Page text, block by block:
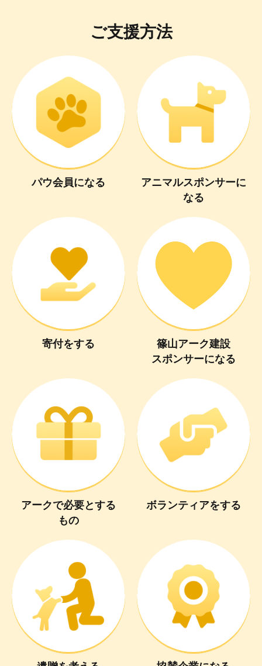
パウ会員になる アニマルスポンサー
なる
寄付をする
篠山アーク建設
スポンサーになる
アークで必要とする
もの
ボランティアをする
遺贈を考える 協賛企業になる